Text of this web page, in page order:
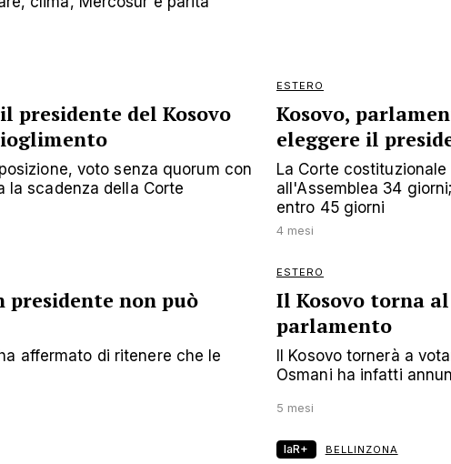
presidente del Kosovo
voto senza quorum con
la scadenza della Corte
ESTERO
Kosovo,
eleggere il
La Corte
all'Assemblea 34
entro 45 giorni
4 mesi
presidente non può
affermato di ritenere che le
ESTERO
Il Kosovo torna
parlamento
Il Kosovo tornerà a
Osmani ha infatti
5 mesi
laR+ BELLINZONA